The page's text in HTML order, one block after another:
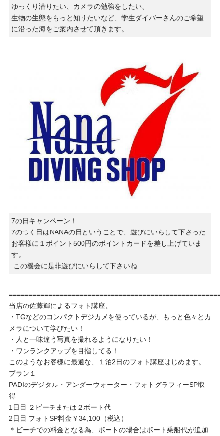
ゆっくり潜りたい、カメラの勉強をしたい、
生物の生態をもっと知りたいなど、学生ダイバーさんのご希望
に沿った海をご案内させて頂きます。
7の日キャンペーン！
7のつく日はNANAの日ということで、遊びにいらして下さった
お客様に１ポイント500円のポイントカードを差し上げていま
す。
この機会に是非遊びにいらして下さいね
当店の佐藤輝によるフォト講座。
・TGなどのコンパクトデジカメを使っているが、もっと色々とカ
メラについて学びたい！
・人と一味違う写真を撮れるようになりたい！
・ワンランクアップを目指してる！
このようなお客様に最適な、１泊2日のフォト講座はじめます。
プラン１
PADIのデジタル・アンダーウォーター・フォトグラフィーSP取
得
1日目 ２ビーチまたは２ボート代
2日目 フォトSP料金￥34,100（税込）
＊ビーチでの料金となる為、ボートの場合はボート乗船代が追加